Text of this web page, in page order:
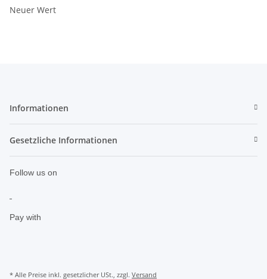
Neuer Wert
Informationen
Gesetzliche Informationen
Follow us on
Pay with
* Alle Preise inkl. gesetzlicher USt., zzgl. Versand